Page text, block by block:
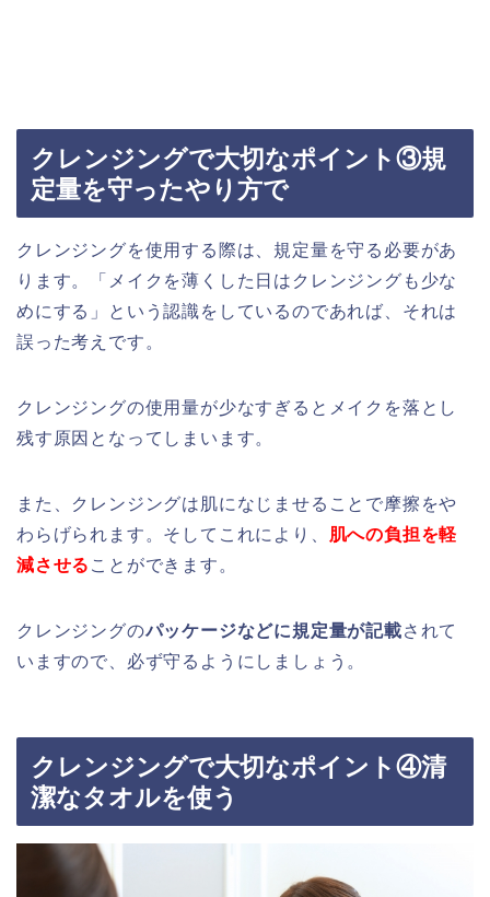
クレンジングで大切なポイント③規
定量を守ったやり方で
クレンジングを使用する際は、規定量を守る必要があ
ります。「メイクを薄くした日はクレンジングも少な
めにする」という認識をしているのであれば、それは
誤った考えです。
クレンジングの使用量が少なすぎるとメイクを落とし
残す原因となってしまいます。
また、クレンジングは肌になじませることで摩擦をや
わらげられます。そしてこれにより、 肌への負担を軽
減させる ことができます。
クレンジングのパッケージなどに規定量が記載されて
いますので、必ず守るようにしましょう。
クレンジングで大切なポイント④清
潔なタオルを使う